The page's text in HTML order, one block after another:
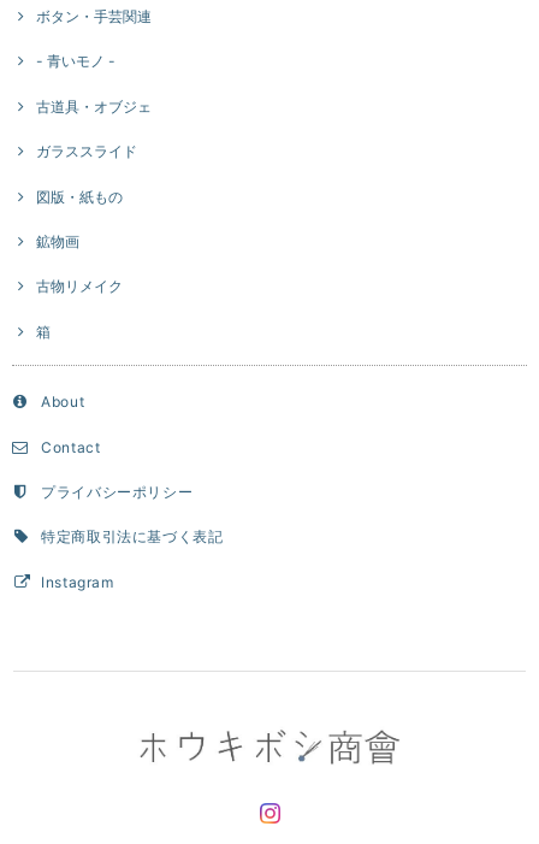
ボタン・手芸関連
- 青いモノ -
古道具・オブジェ
ガラススライド
図版・紙もの
鉱物画
古物リメイク
箱
About
Contact
プライバシーポリシー
特定商取引法に基づく表記
Instagram